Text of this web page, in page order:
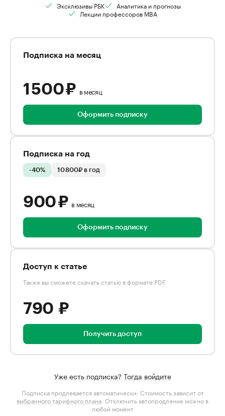
Эксклюзивы РБК
Аналитика и прогнозы
Лекции профессоров MBA
Подписка на месяц
1 500 ₽ в месяц
Оформить подписку
Подписка на год
-40% 10 800₽ в год
900 ₽ в месяц
Оформить подписку
Доступ к статье
Также вы сможете скачать статью в формате PDF
790 ₽
Получить доступ
Уже есть подписка? Тогда войдите
Подписка продлевается автоматически. Стоимость зависит от
выбранного тарифного плана . Отключить автопродление можно в
любой момент